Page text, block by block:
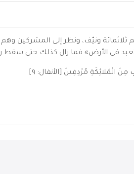
ونيّف، ونظر إلى المشركين
في الأرض» فما زال كذلك حتى سقط
مُرْدِفِينَ [الأنفال: ٩]